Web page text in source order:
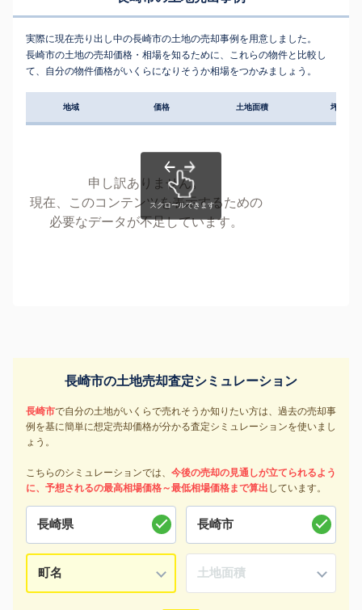
実際に現在売り出し中の長崎市の土地の売却事例を用意しました。
長崎市の土地の売却価格・相場を知るために、これらの物件と比較し
て、自分の物件価格がいくらになりそうか相場をつかみましょう。
地域 価格 土地面積 坪単価
申し訳ありません。
現在、このコンテンツを表示するための
必要なデータが不足しています。
長崎市の土地売却査定シミュレーション
長崎市で自分の土地がいくらで売れそうか知りたい方は、過去の売却事
例を基に簡単に想定売却価格が分かる査定シミュレーションを使いまし
ょう。
こちらのシミュレーションでは、 今後の売却の見通しが立てられるよう
に、予想されるの最高相場価格～最低相場価格まで算出 しています。